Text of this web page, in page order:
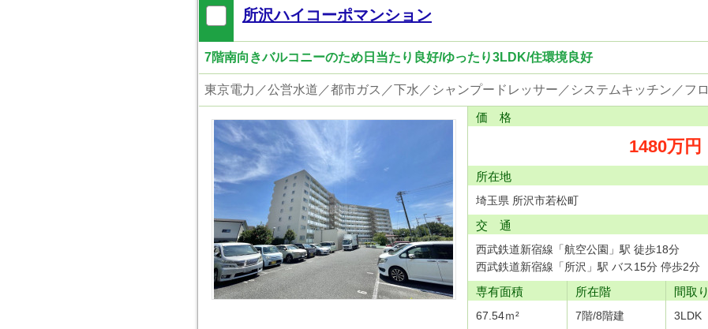
所沢ハイコーポマンション
7階南向きバルコニーのため日当たり良好/ゆったり3LDK/住環境良好
価 格
1480万円
所在地
埼玉県 所沢市若松町
交 通
西武鉄道新宿線「航空公園」駅 徒歩18分
西武鉄道新宿線「所沢」駅 バス15分 停歩2分
専有面積
67.54ｍ²
所在階
7階/8階建
間取り
3LDK